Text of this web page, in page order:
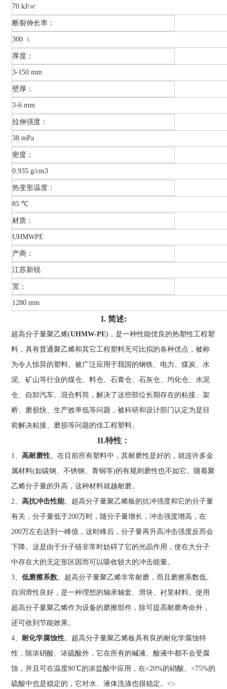
70 kJ/㎡
断裂伸长率：
300 ﹪
厚度：
3-150 mm
壁厚：
3-6 mm
拉伸强度：
38 mPa
密度：
0.935 g/cm3
热变形温度：
85 ℃
材质：
UHMWPE
产商：
江苏新锐
宽：
1280 mm
I. 简述:
超高分子量聚乙烯(UHMW-PE)，是一种性能优良的热塑性工程塑
料，具有普通聚乙烯和其它工程塑料无可比拟的各种优点，被称
为令人惊异的塑料。被广泛应用于我国的钢铁、电力、煤炭、水
泥、矿山等行业的煤仓、料仓、石膏仓、石灰仓、均化仓、水泥
仓、自卸汽车、混合料筒，解决了这些部位长期存在的粘接、架
桥、磨损快、生产效率低等问题，被科研和设计部门认定为是目
前解决粘接、磨损等问题的佳工程塑料。
II.特性：
1、高耐磨性。在目前所有塑料中，其耐磨性是好的，就连许多金
属材料(如碳钢、不锈钢、青铜等)的有规则磨性也不如它。随着聚
乙烯分子量的升高，这种材料就越耐磨。
2、高抗冲击性能。超高分子量聚乙烯板的抗冲强度和它的分子量
有关，分子量低于200万时，随分子量增长，冲击强度增高，在
200万左右达到一峰值，这时峰后，分子量再升高冲击强度反而会
下降。这是由于分子链非常时妨碍了它的光晶作用，使在大分子
中存在大的无定形区因而可以吸收较大的冲击能量。
3、低磨擦系数。超高分子量聚乙烯非常耐磨，而且磨擦系数低、
自润滑性良好，是一种理想的轴承轴套、滑块、衬里材料。使用
超高分子量聚乙烯作为设备的磨擦部件，除可提高耐磨寿命外，
还可收到节能效果。
4、 耐化学腐蚀性。超高分子量聚乙烯板具有良的耐化学腐蚀特
性，除浓硝酸、浓硫酸外，它在所有的碱液、酸液中都不会受腐
蚀，并且可在温度80℃的浓盐酸中应用，在<20%的硝酸、<75%的
硫酸中也是稳定的，它对水、液体洗涤也很稳定。<>